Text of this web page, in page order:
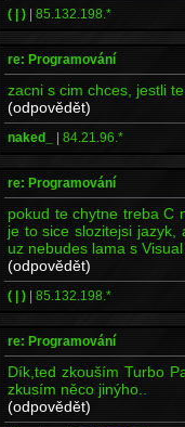
( | ) | 85.132.198.*
re: Programování
zacni s cim chces, jestli
(odpovědět)
naked_ | 84.21.96.*
re: Programování
pokud te chytne treba C
je to sice slozitejsi jazyk,
uz nebudes lama s
(odpovědět)
( | ) | 85.132.198.*
re: Programování
Dík,ted zkouším Turbo
zkusím něco jinýho..
(odpovědět)